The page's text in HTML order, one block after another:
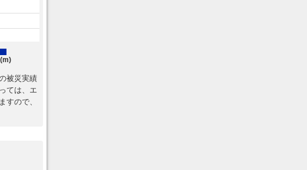
被災実績
ては、エ
すので、